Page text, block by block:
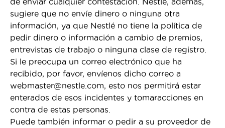
sugiere que no envíe dinero o ninguna otra
información, ya que Nestlé no tiene la política de
pedir dinero o información a cambio de premios,
entrevistas de trabajo o ninguna clase de registro.
Si le preocupa un correo electrónico que ha
recibido, por favor, envíenos dicho correo a
webmaster@nestle.com, esto nos permitirá estar
enterados de esos incidentes y tomaracciones en
contra de estas personas.
Puede también informar o pedir a su proveedor de